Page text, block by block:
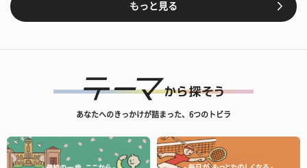
もっと見る
あなたへのきっかけが詰まった、6つのトビラ